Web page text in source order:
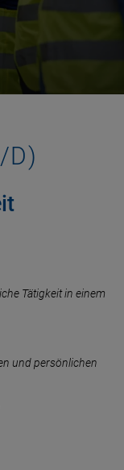
D)
Tätigkeit in einem
und persönlichen